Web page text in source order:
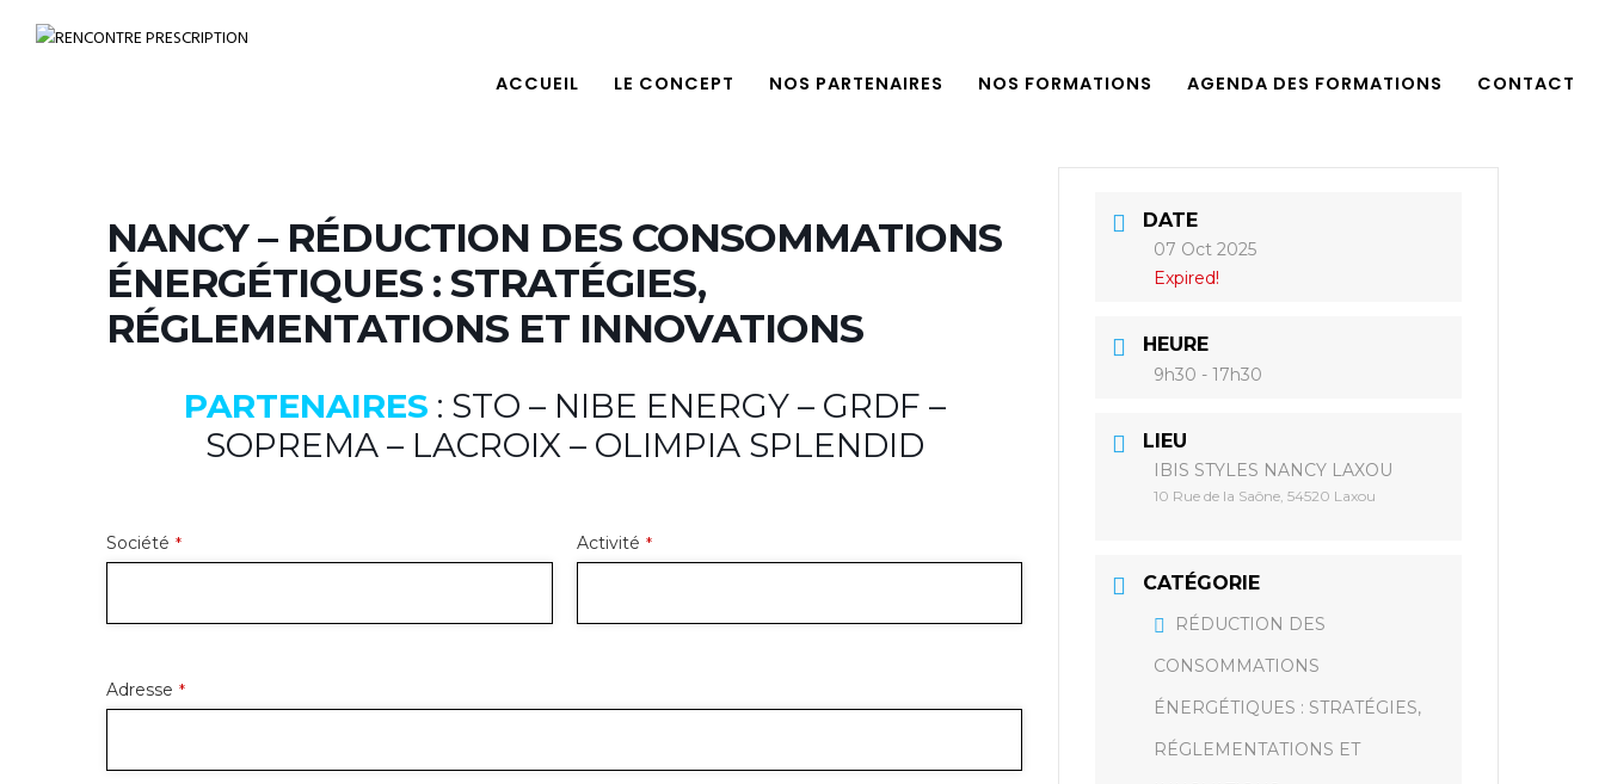
ACCUEIL LE CONCEPT NOS PARTENAIRES NOS FORMATIONS AGENDA DES FORMATIONS CONTACT
NANCY – RÉDUCTION DES CONSOMMATIONS
ÉNERGÉTIQUES : STRATÉGIES,
RÉGLEMENTATIONS ET INNOVATIONS
PARTENAIRES : STO – NIBE ENERGY – GRDF –
SOPREMA – LACROIX – OLIMPIA SPLENDID
Société * Activité *
Adresse *
DATE
07 Oct 2025
Expired!
HEURE
9h30 - 17h30
LIEU
IBIS STYLES NANCY LAXOU
10 Rue de la Saône, 54520 Laxou
CATÉGORIE
RÉDUCTION DES
CONSOMMATIONS
ÉNERGÉTIQUES : STRATÉGIES,
RÉGLEMENTATIONS ET